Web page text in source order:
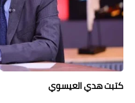
كتبت هدي العيسوي